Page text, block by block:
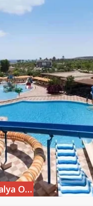
Antalya Otelleri